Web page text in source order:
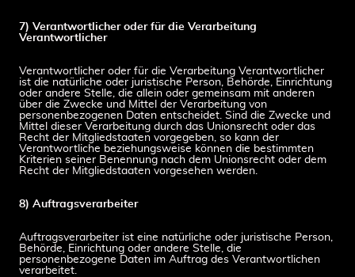
7) Verantwortlicher oder für die Verarbeitung
Verantwortlicher
Verantwortlicher oder für die Verarbeitung Verantwortlicher
ist die natürliche oder juristische Person, Behörde, Einrichtung
oder andere Stelle, die allein oder gemeinsam mit anderen
über die Zwecke und Mittel der Verarbeitung von
personenbezogenen Daten entscheidet. Sind die Zwecke und
Mittel dieser Verarbeitung durch das Unionsrecht oder das
Recht der Mitgliedstaaten vorgegeben, so kann der
Verantwortliche beziehungsweise können die bestimmten
Kriterien seiner Benennung nach dem Unionsrecht oder dem
Recht der Mitgliedstaaten vorgesehen werden.
8) Auftragsverarbeiter
Auftragsverarbeiter ist eine natürliche oder juristische Person,
Behörde, Einrichtung oder andere Stelle, die
personenbezogene Daten im Auftrag des Verantwortlichen
verarbeitet.